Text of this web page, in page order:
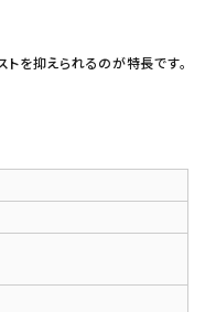
を抑えられるのが特長です。